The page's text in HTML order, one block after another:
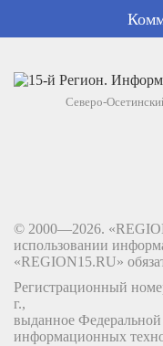
Северо-
© 2000—2026.
использовании
«REGION15.RU»
Регистрационный
г.,
выданное
информационных